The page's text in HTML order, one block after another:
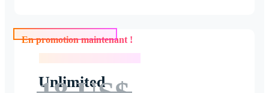
En promotion maintenant !
Unlimited